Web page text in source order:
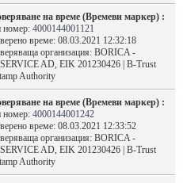
на време (Времеви маркер) :
номер: 4000144001121
време: 08.03.2021 12:32:18
организация: BORICA -
AD, EIK 201230426 | B-Trust
Authority
на време (Времеви маркер) :
номер: 4000144001242
време: 08.03.2021 12:33:52
организация: BORICA -
AD, EIK 201230426 | B-Trust
Authority